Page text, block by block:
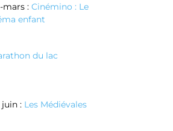
mars : Cinémino : Le
enfant
du lac
: Les Médiévales